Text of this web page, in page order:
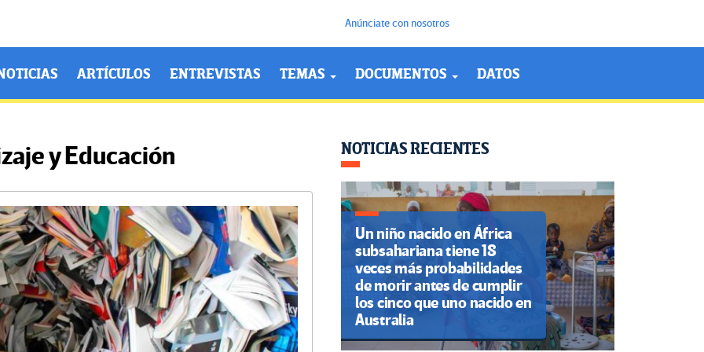
Anúnciate con nosotros
ARTÍCULOS ENTREVISTAS TEMAS DOCUMENTOS DATOS
y Educación NOTICIAS RECIENTES
Un niño nacido en África
subsahariana tiene 18
veces más probabilidades
de morir antes de cumplir
los cinco que uno nacido en
Australia